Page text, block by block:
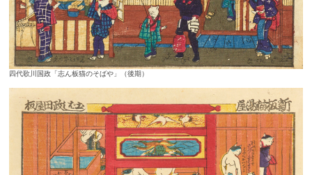
四代歌川国政「志ん板猫のそばや」（後期）